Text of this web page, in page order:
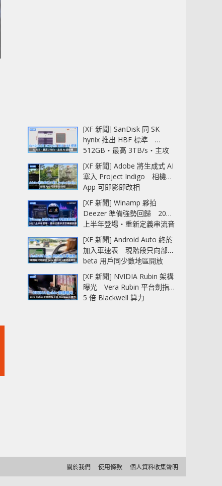
[XF 新聞] SanDisk 同 SK
hynix 推出 HBF 標準
512GB‧最高 3TB/s‧主攻
AI 記憶體
[XF 新聞] Adobe 將生成式 AI
塞入 Project Indigo 相機
App 可即影即改相
[XF 新聞] Winamp 夥拍
Deezer 準備強勢回歸 2027
上半年登場‧重新定義串流音
樂播放器
[XF 新聞] Android Auto 終於
加入車速表 現階段只向部分
beta 用戶同少數地區開放
[XF 新聞] NVIDIA Rubin 架構
曝光 Vera Rubin 平台劍指
5 倍 Blackwell 算力
關於我們 使用條款 個人資料收集聲明